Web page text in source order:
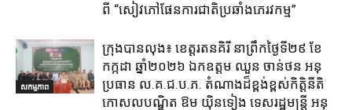
ពី​ “សៀវភៅផែនការជាតិប្រឆាំងភេរវកម្ម”
សកម្មភាព
ក្រុង​បាន​លុង​៖ ខេត្ត​រតនគិរី​ នាព្រឹកថ្ងៃទី២៩ ខែ
កក្កដា ឆ្នាំ២០២៦ ឯកឧត្តម​ ឈួន ចាន់ថន អនុ
ប្រធាន ល.គ.ជ.ប.ភ. តំណាង​ដ៏ខ្ពង់ខ្ពស់​កិត្តិនីតិ
កោសលបណ្ឌិត​ ឱម​ យ៉ិនទៀង​ ទេសរដ្ឋមន្រ្តី​ អនុ